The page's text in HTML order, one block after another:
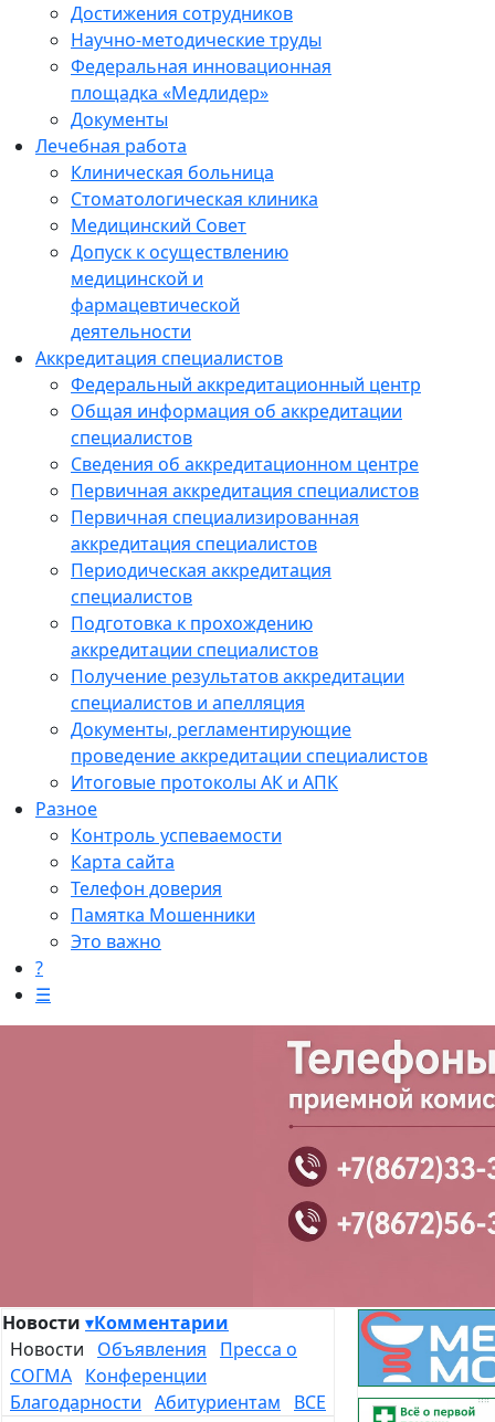
Достижения сотрудников
Научно-методические труды
Федеральная инновационная
площадка «Медлидер»
Документы
Лечебная работа
Клиническая больница
Стоматологическая клиника
Медицинский Совет
Допуск к осуществлению
медицинской и
фармацевтической
деятельности
Аккредитация специалистов
Федеральный аккредитационный центр
Общая информация об аккредитации
специалистов
Сведения об аккредитационном центре
Первичная аккредитация специалистов
Первичная специализированная
аккредитация специалистов
Периодическая аккредитация
специалистов
Подготовка к прохождению
аккредитации специалистов
Получение результатов аккредитации
специалистов и апелляция
Документы, регламентирующие
проведение аккредитации специалистов
Итоговые протоколы АК и АПК
Разное
Контроль успеваемости
Карта сайта
Телефон доверия
Памятка Мошенники
Это важно
?
☰
Новости ▾Комментарии
Новости Объявления
Пресса о
СОГМА Конференции
Благодарности Абитуриентам
ВСЕ